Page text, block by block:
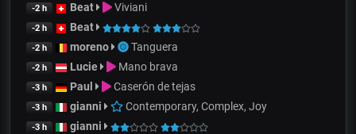
-2 h Beat Viviani
-2 h Beat
-2 h moreno Tanguera
-2 h Lucie Mano brava
-3 h Paul Caserón de tejas
-3 h gianni Contemporary, Complex, Joy
-3 h gianni